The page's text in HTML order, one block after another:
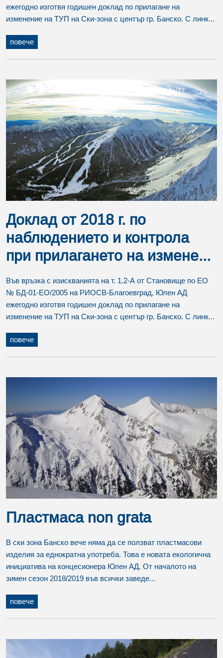
ежегодно изготвя годишен доклад по прилагане на
изменение на ТУП на Ски-зона с център гр. Банско. С линк...
повече
Доклад от 2018 г. по
наблюдението и контрола
при прилагането на измене...
Във връзка с изискванията на т. 1.2-А от Становище по ЕО
№ БД-01-ЕО/2005 на РИОСВ-Благоевград, Юлен АД
ежегодно изготвя годишен доклад по прилагане на
изменение на ТУП на Ски-зона с център гр. Банско. С линк...
повече
Пластмаса non grata
В ски зона Банско вече няма да се ползват пластмасови
изделия за еднократна употреба. Това е новата екологична
инициатива на концесионера Юлен АД. От началото на
зимен сезон 2018/2019 във всички заведе...
повече